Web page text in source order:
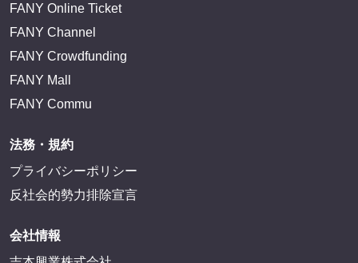
FANY Online Ticket
FANY Channel
FANY Crowdfunding
FANY Mall
FANY Commu
法務・規約
プライバシーポリシー
反社会的勢力排除宣言
会社情報